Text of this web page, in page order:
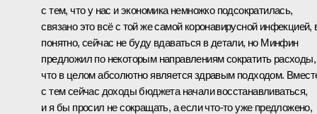
с тем, что у нас и экономика немножко подсократилась,
связано это всё с той же самой коронавирусной инфекцией,
понятно, сейчас не буду вдаваться в детали, но Минфин
предложил по некоторым направлениям сократить расходы,
что в целом абсолютно является здравым подходом.
с тем сейчас доходы бюджета начали восстанавливаться,
и я бы просил не сокращать, а если что‑то уже предложено,